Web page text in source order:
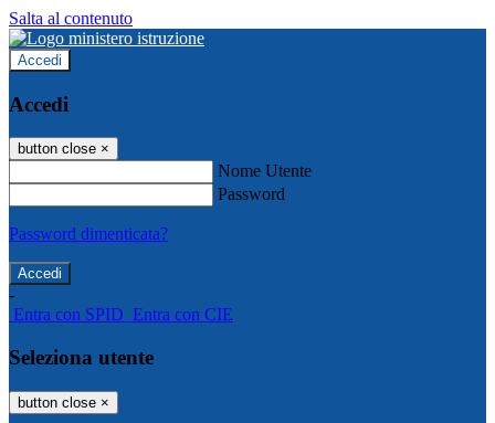
Salta al contenuto
Accedi
Accedi
button close ×
Nome Utente
Password
Password dimenticata?
-
Entra con SPID Entra con CIE
Seleziona utente
button close ×